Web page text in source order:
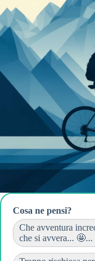
Cosa ne pensi?
Che avventura
che si avvera... 🤩...